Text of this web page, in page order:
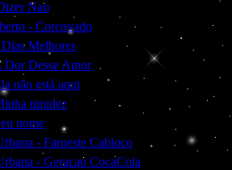
Nao
- Corcovado
Melhores
Desse Amor
não está aqui
timidez
nome
- Faroeste Cabloco
- Geracao CocaCola